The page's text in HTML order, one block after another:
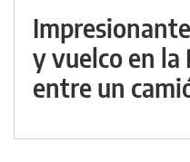
y vuelco en la
entre un